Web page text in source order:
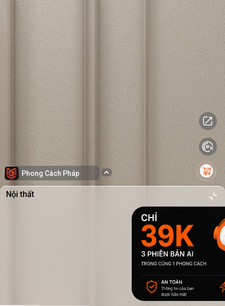
Phong Cách Pháp
Nội thất